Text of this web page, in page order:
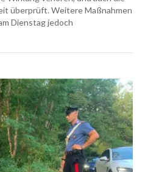
überprüft. Weitere Maßnahmen
Dienstag jedoch